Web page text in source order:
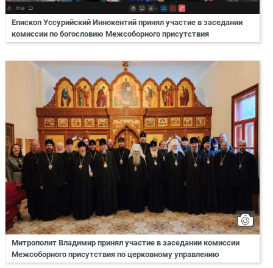
Епископ Уссурийский Иннокентий принял участие в заседании
комиссии по богословию Межсоборного присутствия
Митрополит Владимир принял участие в заседании комиссии
Межсоборного присутствия по церковному управлению